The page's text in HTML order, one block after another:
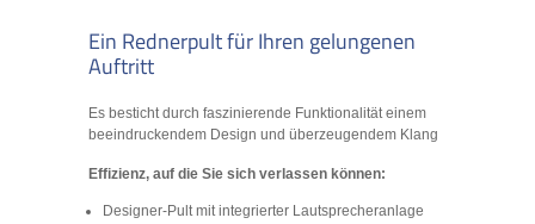
Ein Rednerpult für Ihren gelungenen
Auftritt
Es besticht durch faszinierende Funktionalität einem
beeindruckendem Design und überzeugendem Klang
Effizienz, auf die Sie sich verlassen können:
Designer-Pult mit integrierter Lautsprecheranlage